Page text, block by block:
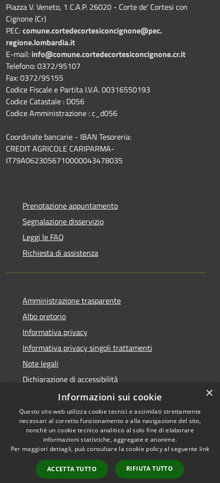
Piazza V. Veneto, 1 C.A.P. 26020 - Corte de' Cortesi con
Cignone (Cr)
PEC:comune.cortedecortesiconcignone@pec.
regione.lombardia.it
E-mail: info@comune.cortedecortesiconcignone.cr.it
Telefono: 0372/95107
Fax: 0372/95155
Codice Fiscale e Partita I.V.A. 00316550193
Codice Catastale : D056
Codice Amministrazione : c_d056
Coordinate bancarie - IBAN Tesoreria:
CREDIT AGRICOLE CARIPARMA-
IT79A0623056710000043478035
Prenotazione appuntamento
Segnalazione disservizio
Leggi le FAQ
Richiesta di assistenza
Amministrazione trasparente
Albo pretorio
Informativa privacy
Informativa privacy singoli trattamenti
Note legali
Dichiarazione di accessibilità
Obiettivi di accessibilità
RSS
Accessibilità
Copyright © 2026 • Comune di
Powered byMunicipium
Accesso redazione
×
Informazioni sui cookie
Questo sito web utilizza cookie tecnici e assimilati strettamente
necessari al corretto funzionamento e alla navigazione del sito,
nonché un cookie tecnico analitico al solo fine di elaborare
informazioni statistiche, aggregate e anonime.
Per maggiori dettagli, può consultare la cookie policy al seguente link
ACCETTA TUTTO RIFIUTA TUTTO